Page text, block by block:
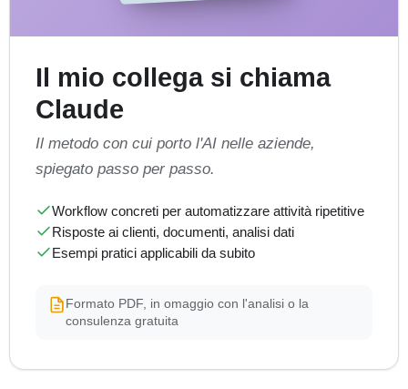
Il mio collega si chiama
Claude
Il metodo con cui porto l'AI nelle aziende,
spiegato passo per passo.
Workflow concreti per automatizzare attività ripetitive
Risposte ai clienti, documenti, analisi dati
Esempi pratici applicabili da subito
Formato PDF, in omaggio con l'analisi o la
consulenza gratuita